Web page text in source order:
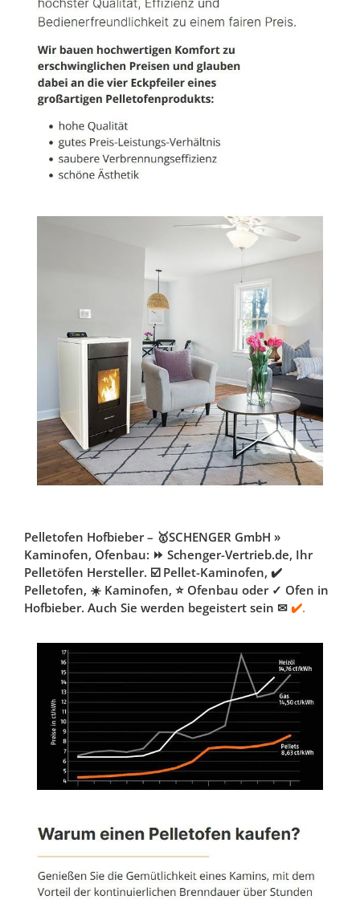
Pelletofen Hofbieber – 🥇SCHENGER GmbH »
Kaminofen, Ofenbau: ⏩ Schenger-Vertrieb.de, Ihr
Pelletöfen Hersteller. ☑️ Pellet-Kaminofen, ✔️
Pelletofen, ☀️ Kaminofen, ⭐ Ofenbau oder ✓ Ofen in
Hofbieber. Auch Sie werden begeistert sein ✉ ✔️.